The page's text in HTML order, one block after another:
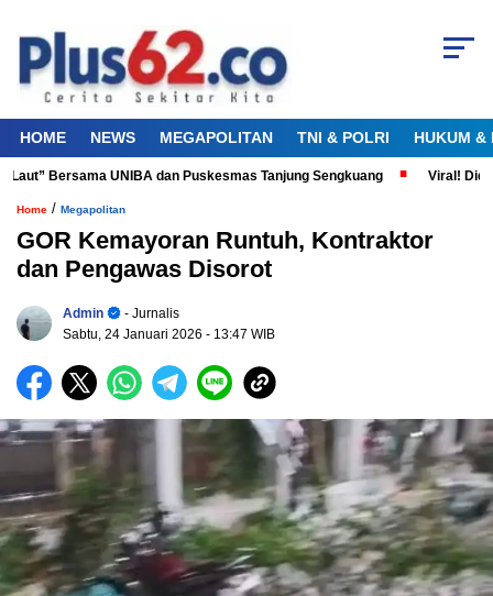
HOME NEWS MEGAPOLITAN TNI & POLRI HUKUM &
Bersama UNIBA dan Puskesmas Tanjung Sengkuang Viral! Diduga
Home / Megapolitan
GOR Kemayoran Runtuh, Kontraktor
dan Pengawas Disorot
Admin
- Jurnalis
Sabtu, 24 Januari 2026 - 13:47 WIB